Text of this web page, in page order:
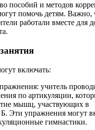
пособий и методов
помочь детям. Важно,
работали вместе для
включать:
учитель
по артикуляции,
мышц, участвующих в
Эти упражнения могут
гимнастики.